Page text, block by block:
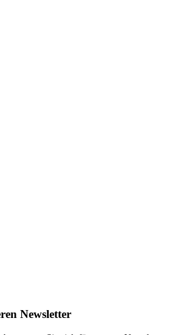
Newsletter